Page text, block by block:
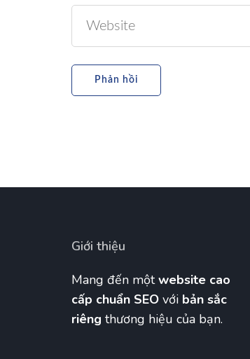
Giới thiệu
Mang đến mộtwebsite cao
cấp chuẩn SEO với bản sắc
riêng thương hiệu của bạn.